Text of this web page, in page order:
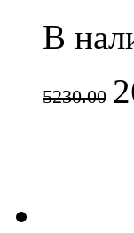
В
5230.00